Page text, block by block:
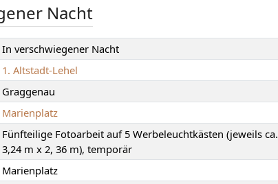
Nacht
In verschwiegener Nacht
1. Altstadt-Lehel
Graggenau
Marienplatz
Fünfteilige Fotoarbeit auf 5 Werbeleuchtkästen (jeweils ca.
3,24 m x 2, 36 m), temporär
Marienplatz